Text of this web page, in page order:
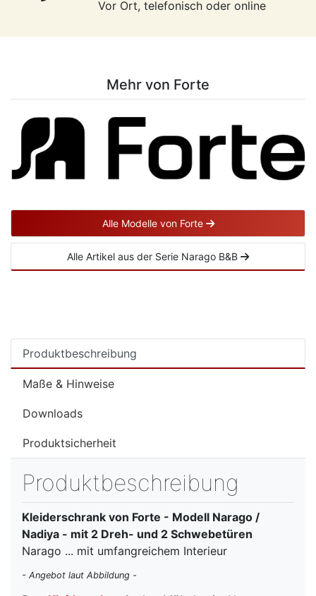
Vor Ort, telefonisch oder online
Mehr von Forte
Alle Modelle von Forte
Alle Artikel aus der Serie Narago B&B
Produktbeschreibung
Maße & Hinweise
Downloads
Produktsicherheit
Produktbeschreibung
Kleiderschrank von Forte - Modell Narago /
Nadiya - mit 2 Dreh- und 2 Schwebetüren
Narago ... mit umfangreichem Interieur
- Angebot laut Abbildung -